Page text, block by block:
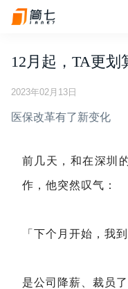
12月起，TA更划
2023年02月13日
医保改革有了新变化
前几天，和在深圳
作，他突然叹气：
「下个月开始，我
是公司降薪、裁员了